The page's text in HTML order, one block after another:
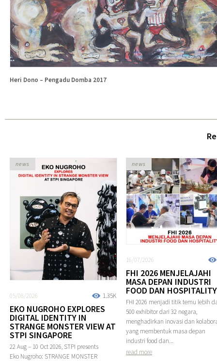
Heri Dono – Pengadu Domba 2017
1.35K
05/08/2026
EKO NUGROHO EXPLORES
DIGITAL IDENTITY IN
STRANGE MONSTER VIEW AT
STPI SINGAPORE
22 Aug – 10 Oct 2026, STPI presents
Eko Nugroho: STRANGE MONSTER
news
16/07/2026
FHI 2026 MENJELAJAHI
MASA DEPAN INDUSTRI
FOOD DAN HOSPITALITY
FHI 2026 menjadi titik temu lebih
500 exhibitor dari 32 negara,
menghadirkan inovasi dan
yang membentuk masa depan
industri food dan...
read more
news